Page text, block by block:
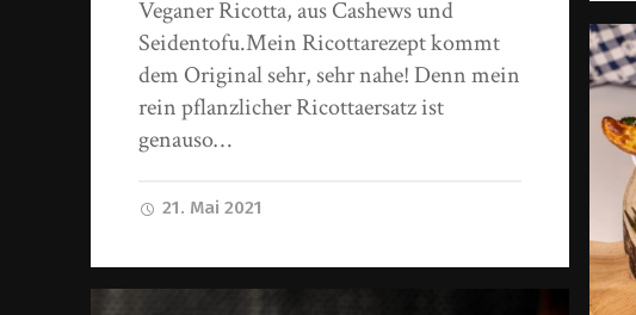
Veganer Ricotta, aus Cashews und
Seidentofu.Mein Ricottarezept kommt
dem Original sehr, sehr nahe! Denn mein
rein pflanzlicher Ricottaersatz ist
genauso…
21. Mai 2021